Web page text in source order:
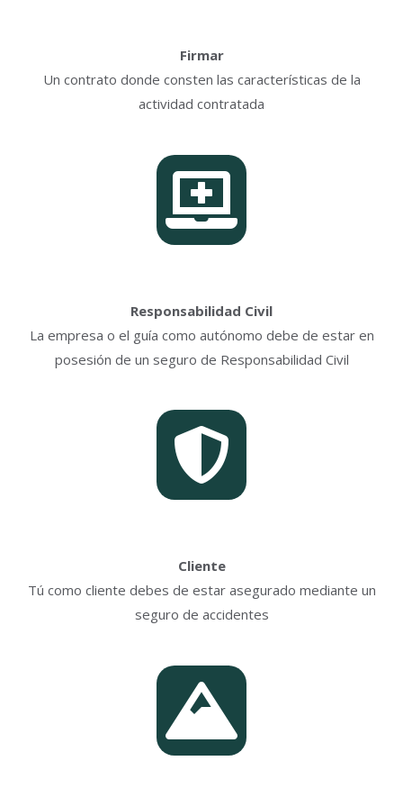
Firmar
Un contrato donde consten las características de la
actividad contratada
Responsabilidad Civil
La empresa o el guía como autónomo debe de estar en
posesión de un seguro de Responsabilidad Civil
Cliente
Tú como cliente debes de estar asegurado mediante un
seguro de accidentes